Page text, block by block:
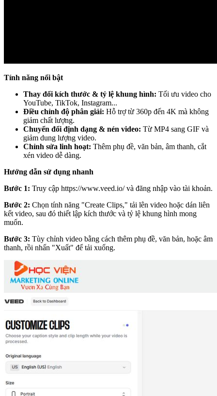
Tính năng nổi bật
Thay đổi kích thước & tỷ lệ khung hình: Tối ưu video cho
YouTube, TikTok, Instagram...
Điều chỉnh độ phân giải: Hỗ trợ từ 360p đến 4K mà không
giảm chất lượng.
Chuyển đổi định dạng & nén video: Từ MP4 sang GIF và
giảm dung lượng video.
Chỉnh sửa linh hoạt: Thêm phụ đề, văn bản, âm thanh, cắt
xén video dễ dàng.
Hướng dẫn sử dụng nhanh
Bước 1: Truy cập https://www.veed.io/và đăng nhập vào tài khoản.
Bước 2: Chọn tính năng "Create Clips," tải lên video hoặc dán liên
kết video, sau đó thiết lập kích thước và tỷ lệ khung hình mong
muốn.
Bước 3: Tùy chỉnh video bằng cách thêm phụ đề, văn bản, hoặc âm
thanh, rồi nhấn "Xuất" để tải xuống.